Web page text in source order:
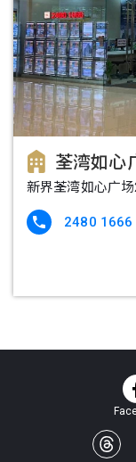
荃湾如心
新界荃湾如心广
 2480 1666